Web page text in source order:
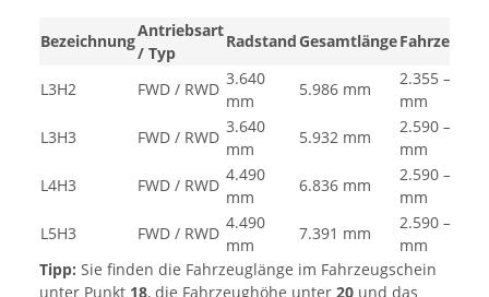
Bezeichnung
Antriebsart
/ Typ
RadstandGesamtlänge
L3H2 FWD / RWD
3.640
mm
5.986 mm
2.355 –
mm
L3H3
FWD / RWD
3.640
mm
5.932 mm
2.590 –
mm
L4H3
FWD / RWD
4.490
mm
6.836 mm
2.590 –
mm
L5H3
FWD / RWD
4.490
mm
7.391 mm
2.590 –
mm
Tipp: Sie finden die Fahrzeuglänge im Fahrzeugschein
unter Punkt 18, die Fahrzeughöhe unter 20 und das